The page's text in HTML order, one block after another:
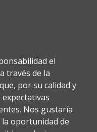
el
través de la
por su calidad y
Nos gustaría
oportunidad de